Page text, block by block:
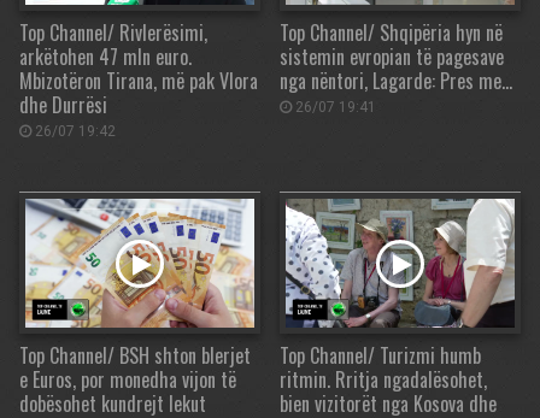
Top Channel/ Rivlerësimi,
arkëtohen 47 mln euro.
Mbizotëron Tirana, më pak Vlora
dhe Durrësi
26/07 19:42
Top Channel/ Shqipëria hyn në
sistemin evropian të pagesave
nga nëntori, Lagarde: Pres me…
26/07 19:41
Top Channel/ BSH shton blerjet
e Euros, por monedha vijon të
dobësohet kundrejt lekut
Top Channel/ Turizmi humb
ritmin. Rritja ngadalësohet,
bien vizitorët nga Kosova dhe